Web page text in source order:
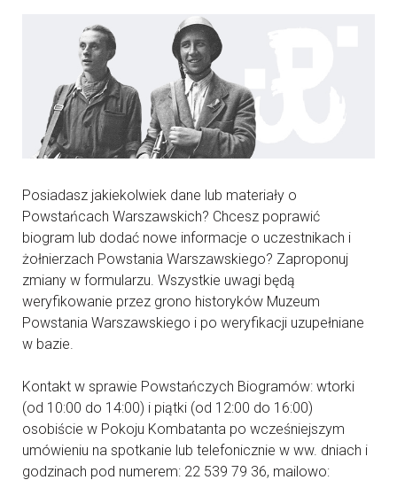
Posiadasz jakiekolwiek dane lub materiały o
Powstańcach Warszawskich? Chcesz poprawić
biogram lub dodać nowe informacje o uczestnikach i
żołnierzach Powstania Warszawskiego? Zaproponuj
zmiany w formularzu. Wszystkie uwagi będą
weryfikowanie przez grono historyków Muzeum
Powstania Warszawskiego i po weryfikacji uzupełniane
w bazie.
Kontakt w sprawie Powstańczych Biogramów: wtorki
(od 10:00 do 14:00) i piątki (od 12:00 do 16:00)
osobiście w Pokoju Kombatanta po wcześniejszym
umówieniu na spotkanie lub telefonicznie w ww. dniach i
godzinach pod numerem: 22 539 79 36, mailowo: